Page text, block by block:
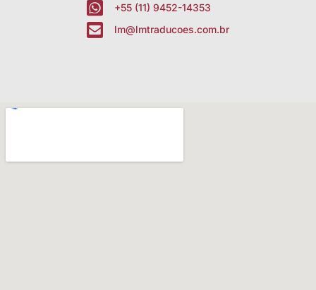
+55 (11) 9452-14353
lm@lmtraducoes.com.br